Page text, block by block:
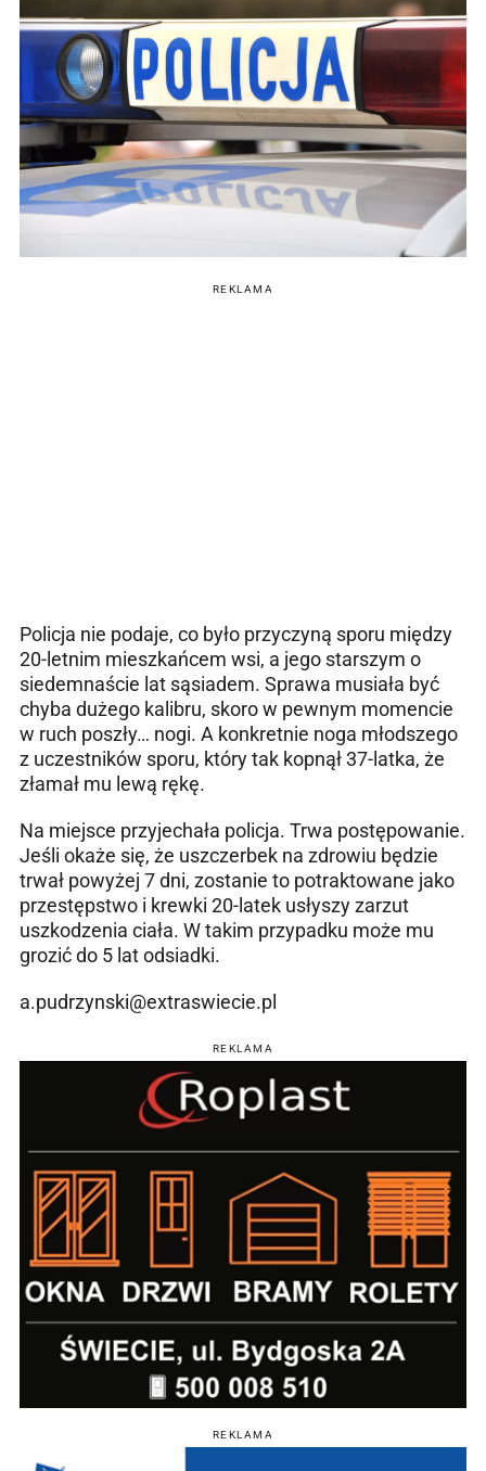
REKLAMA
Policja nie podaje, co było przyczyną sporu między
20-letnim mieszkańcem wsi, a jego starszym o
siedemnaście lat sąsiadem. Sprawa musiała być
chyba dużego kalibru, skoro w pewnym momencie
w ruch poszły… nogi. A konkretnie noga młodszego
z uczestników sporu, który tak kopnął 37-latka, że
złamał mu lewą rękę.
Na miejsce przyjechała policja. Trwa postępowanie.
Jeśli okaże się, że uszczerbek na zdrowiu będzie
trwał powyżej 7 dni, zostanie to potraktowane jako
przestępstwo i krewki 20-latek usłyszy zarzut
uszkodzenia ciała. W takim przypadku może mu
grozić do 5 lat odsiadki.
a.pudrzynski@extraswiecie.pl
REKLAMA
REKLAMA